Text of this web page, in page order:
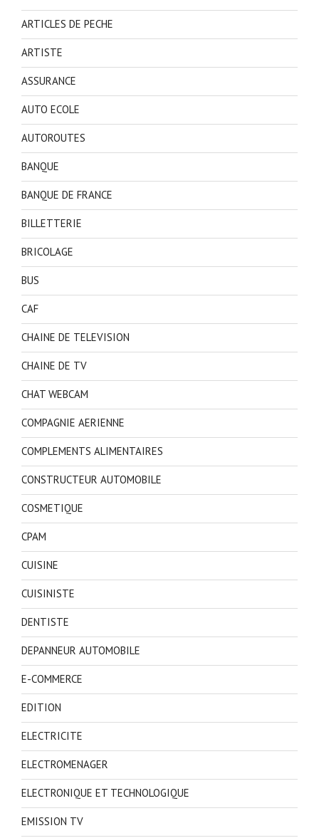
ARTICLES DE PECHE
ARTISTE
ASSURANCE
AUTO ECOLE
AUTOROUTES
BANQUE
BANQUE DE FRANCE
BILLETTERIE
BRICOLAGE
BUS
CAF
CHAINE DE TELEVISION
CHAINE DE TV
CHAT WEBCAM
COMPAGNIE AERIENNE
COMPLEMENTS ALIMENTAIRES
CONSTRUCTEUR AUTOMOBILE
COSMETIQUE
CPAM
CUISINE
CUISINISTE
DENTISTE
DEPANNEUR AUTOMOBILE
E-COMMERCE
EDITION
ELECTRICITE
ELECTROMENAGER
ELECTRONIQUE ET TECHNOLOGIQUE
EMISSION TV